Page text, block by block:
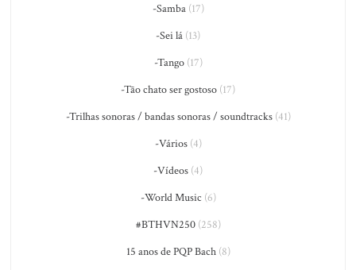
-Samba(17)
-Sei lá (13)
-Tango(17)
-Tão chato ser gostoso (17)
-Trilhas sonoras / bandas sonoras / soundtracks(41)
-Vários(4)
-Vídeos (4)
-World Music (6)
#BTHVN250(258)
15 anos de PQP Bach(8)